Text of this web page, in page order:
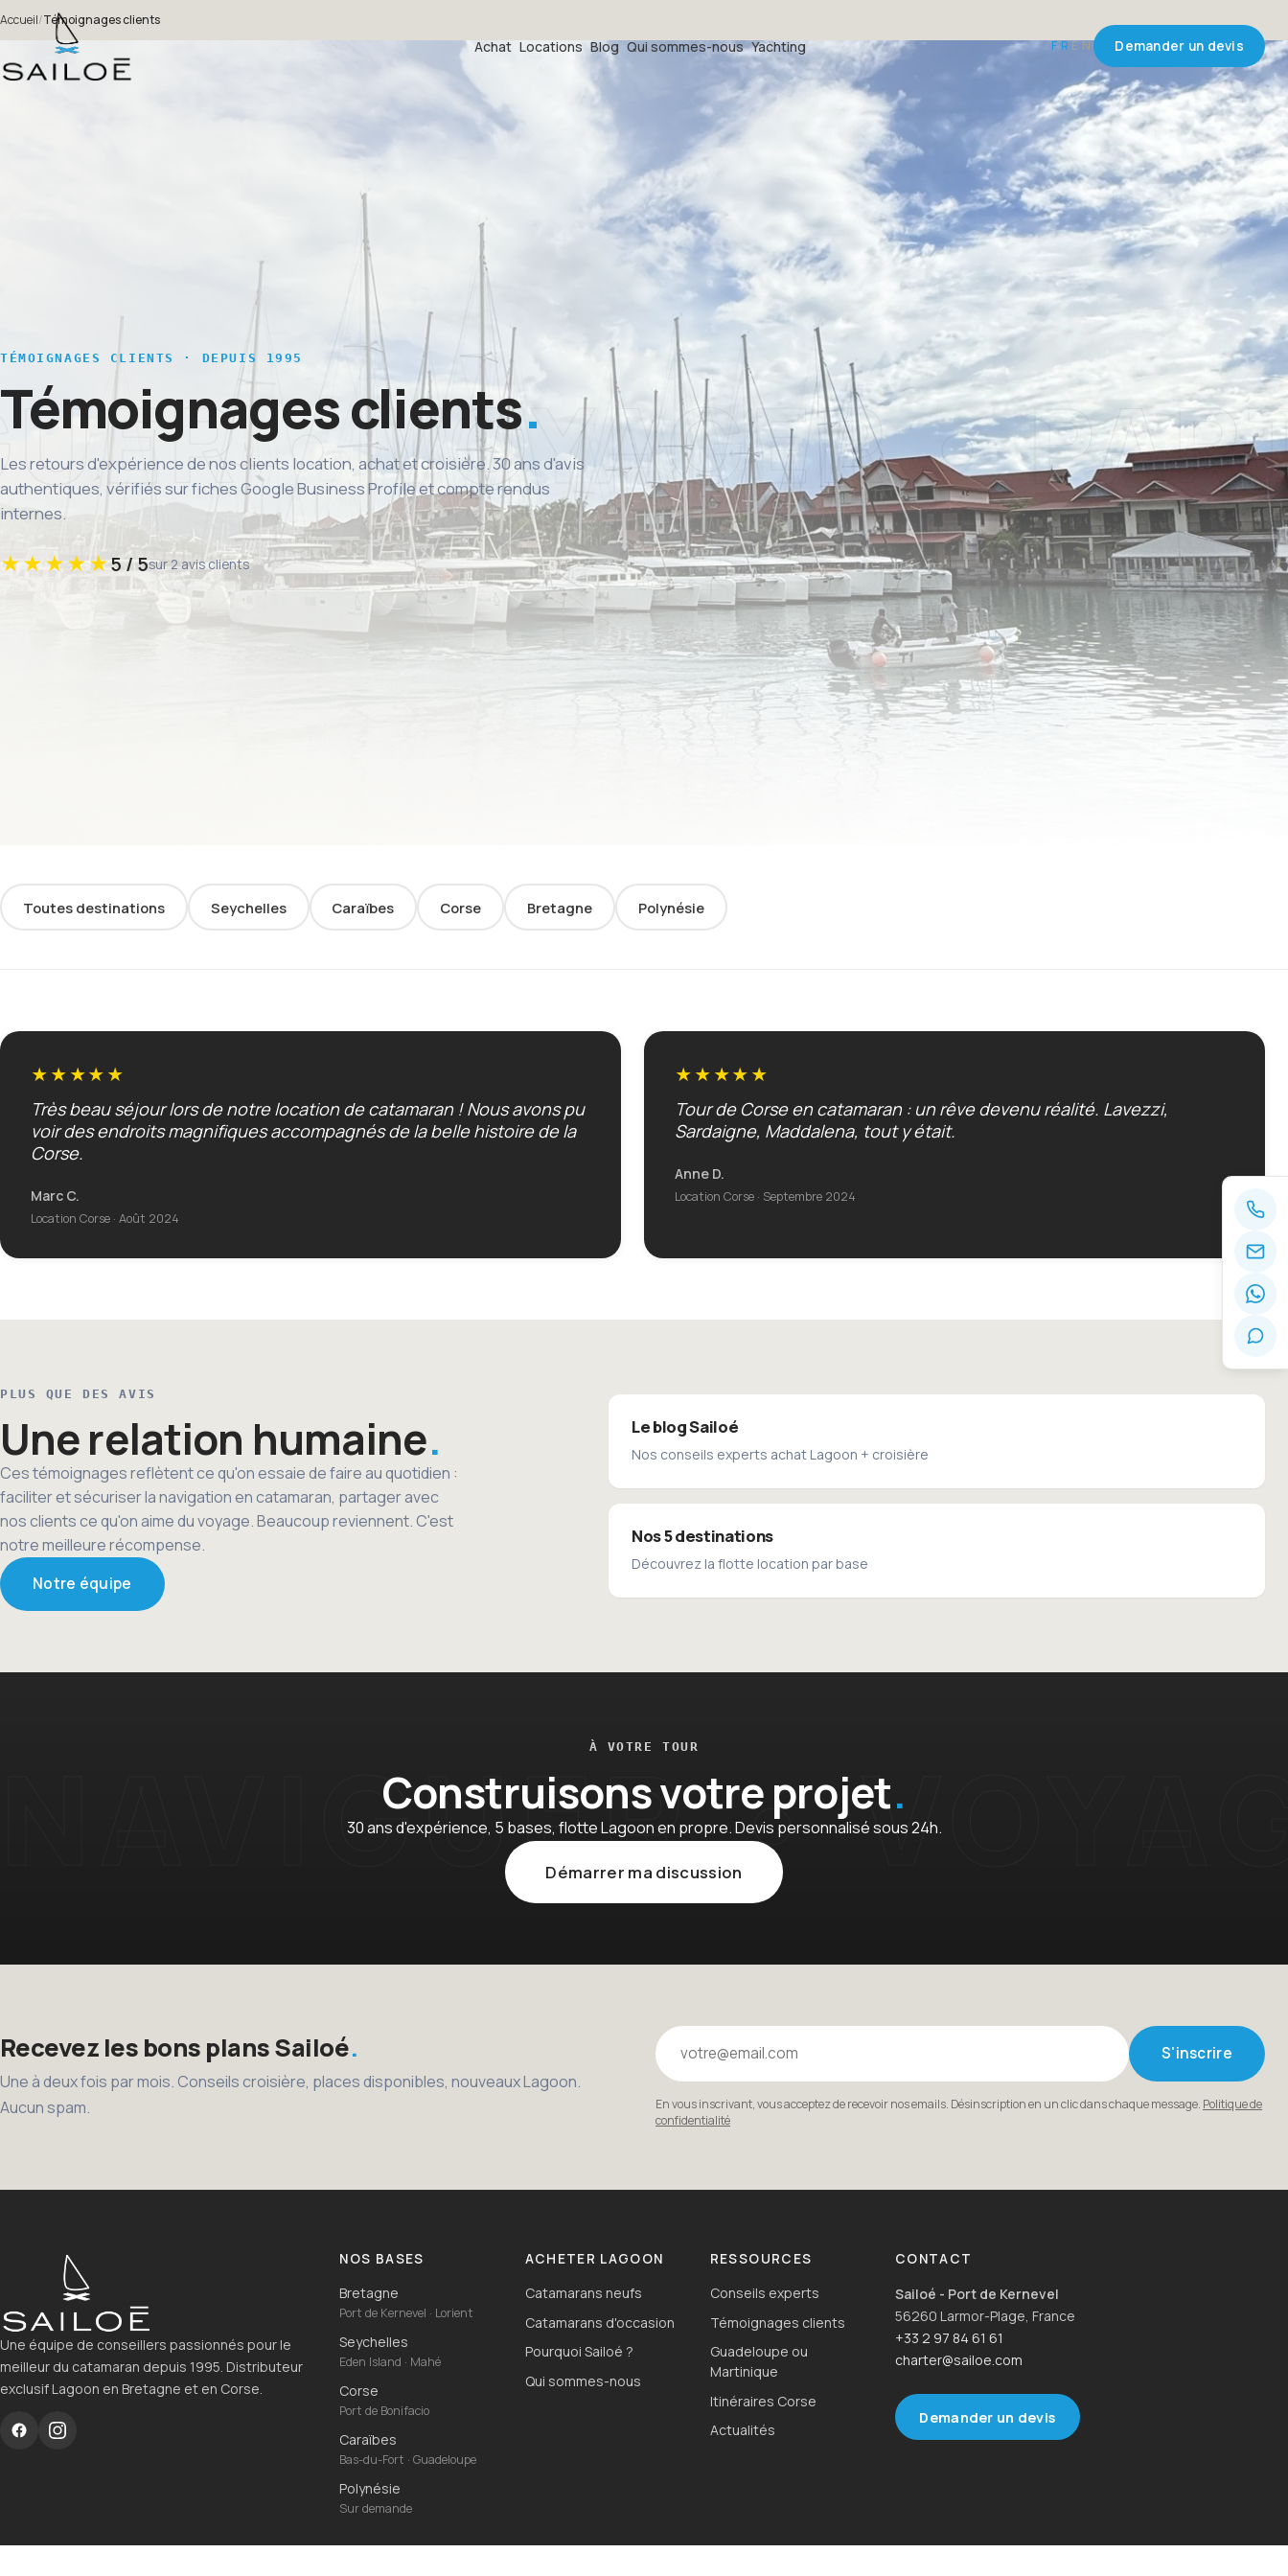
Achat Locations Blog Qui sommes-nous Yachting FREN Demander un devis
Accueil/Témoignages clients
TÉMOIGNAGES CLIENTS · DEPUIS 1995
Témoignages clients
Les retours d'expérience de nos clients location, achat et croisière. 30 ans d'avis
authentiques, vérifiés sur fiches Google Business Profile et compte rendus
internes.
★★★★★5 / 5sur 2 avis clients
Toutes destinations Seychelles Caraïbes Corse Bretagne Polynésie
★★★★★
Très beau séjour lors de notre location de catamaran ! Nous avons pu
voir des endroits magnifiques accompagnés de la belle histoire de la
Corse.
Marc C.
Location Corse · Août 2024
★★★★★
Tour de Corse en catamaran : un rêve devenu réalité. Lavezzi,
Sardaigne, Maddalena, tout y était.
Anne D.
Location Corse · Septembre 2024
PLUS QUE DES AVIS
Une relation humaine
Ces témoignages reflètent ce qu'on essaie de faire au quotidien :
faciliter et sécuriser la navigation en catamaran, partager avec
nos clients ce qu'on aime du voyage. Beaucoup reviennent. C'est
notre meilleure récompense.
Notre équipe
Le blog Sailoé
Nos conseils experts achat Lagoon + croisière
Nos 5 destinations
Découvrez la flotte location par base
À VOTRE TOUR
Construisons votre projet
30 ans d'expérience, 5 bases, flotte Lagoon en propre. Devis personnalisé sous 24h.
Démarrer ma discussion
Recevez les bons plans Sailoé
Une à deux fois par mois. Conseils croisière, places disponibles, nouveaux Lagoon.
Aucun spam.
Votre email
S'inscrire
En vous inscrivant, vous acceptez de recevoir nos emails. Désinscription en un clic dans chaque message. Politique de
confidentialité
Une équipe de conseillers passionnés pour le
meilleur du catamaran depuis 1995. Distributeur
exclusif Lagoon en Bretagne et en Corse.
NOS BASES
Bretagne
Port de Kernevel · Lorient
Seychelles
Eden Island · Mahé
Corse
Port de Bonifacio
Caraïbes
Bas-du-Fort · Guadeloupe
Polynésie
Sur demande
ACHETER LAGOON
Catamarans neufs
Catamarans d'occasion
Pourquoi Sailoé ?
Qui sommes-nous
RESSOURCES
Conseils experts
Témoignages clients
Guadeloupe ou
Martinique
Itinéraires Corse
Actualités
CONTACT
Sailoé - Port de Kernevel
56260 Larmor-Plage, France
+33 2 97 84 61 61
charter@sailoe.com
Demander un devis